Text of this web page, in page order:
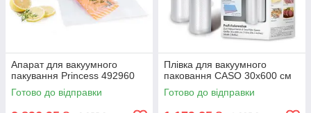
Апарат для вакуумного
пакування Princess 492960
Готово до відправки
Плівка для вакуумного
паковання CASO 30х600 см
Готово до відправки